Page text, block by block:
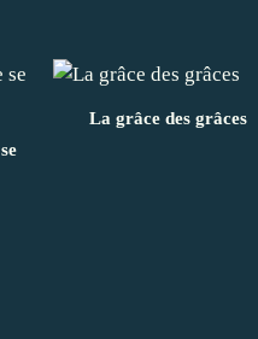
La grâce des grâces